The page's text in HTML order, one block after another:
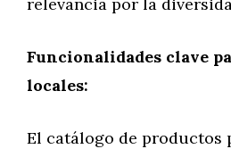
Funcionalidades clave
locales:
El catálogo de productos